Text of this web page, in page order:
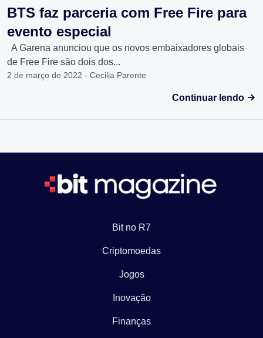
BTS faz parceria com Free Fire para
evento especial
A Garena anunciou que os novos embaixadores globais
de Free Fire são dois dos...
2 de março de 2022 - Cecilia Parente
Continuar lendo
Bit no R7
Criptomoedas
Jogos
Inovação
Finanças